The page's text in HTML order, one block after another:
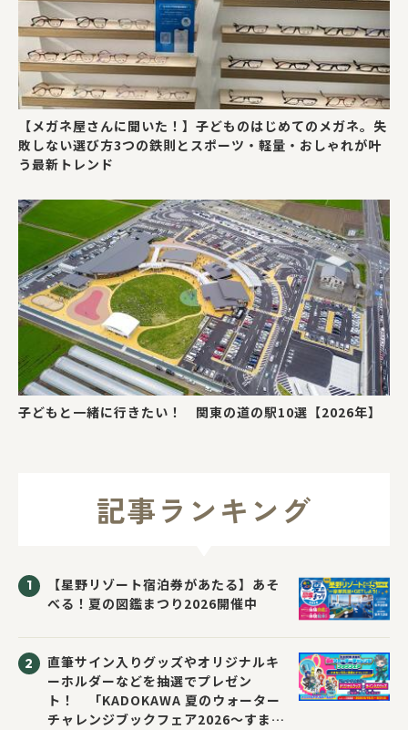
【メガネ屋さんに聞いた！】子どものはじめてのメガネ。失
敗しない選び方3つの鉄則とスポーツ・軽量・おしゃれが叶
う最新トレンド
子どもと一緒に行きたい！ 関東の道の駅10選【2026年】
記事ランキング
【星野リゾート宿泊券があたる】あそ
べる！夏の図鑑まつり2026開催中
直筆サイン入りグッズやオリジナルキ
ーホルダーなどを抽選でプレゼン
ト！ 「KADOKAWA 夏のウォーター
チャレンジブックフェア2026～すまな